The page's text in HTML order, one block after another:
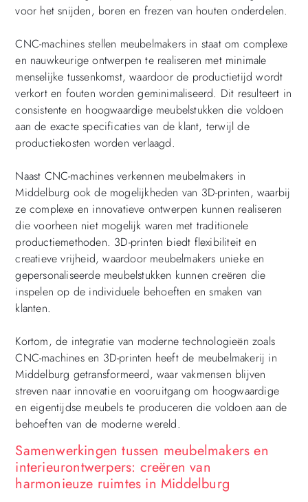
voor het snijden, boren en frezen van houten onderdelen.
CNC-machines stellen meubelmakers in staat om complexe
en nauwkeurige ontwerpen te realiseren met minimale
menselijke tussenkomst, waardoor de productietijd wordt
verkort en fouten worden geminimaliseerd. Dit resulteert in
consistente en hoogwaardige meubelstukken die voldoen
aan de exacte specificaties van de klant, terwijl de
productiekosten worden verlaagd.
Naast CNC-machines verkennen meubelmakers in
Middelburg ook de mogelijkheden van 3D-printen, waarbij
ze complexe en innovatieve ontwerpen kunnen realiseren
die voorheen niet mogelijk waren met traditionele
productiemethoden. 3D-printen biedt flexibiliteit en
creatieve vrijheid, waardoor meubelmakers unieke en
gepersonaliseerde meubelstukken kunnen creëren die
inspelen op de individuele behoeften en smaken van
klanten.
Kortom, de integratie van moderne technologieën zoals
CNC-machines en 3D-printen heeft de meubelmakerij in
Middelburg getransformeerd, waar vakmensen blijven
streven naar innovatie en vooruitgang om hoogwaardige
en eigentijdse meubels te produceren die voldoen aan de
behoeften van de moderne wereld.
Samenwerkingen tussen meubelmakers en
interieurontwerpers: creëren van
harmonieuze ruimtes in Middelburg